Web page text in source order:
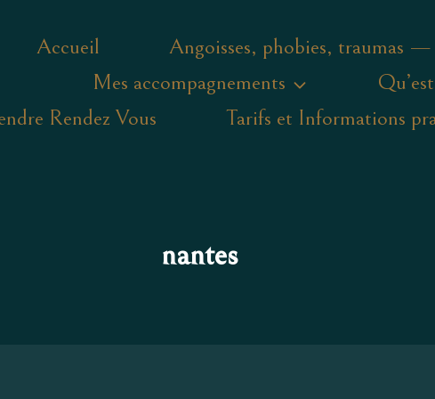
Accueil
Angoisses, phobies, traumas —
Mes accompagnements
Rendez Vous
Tarifs et Informations
nantes